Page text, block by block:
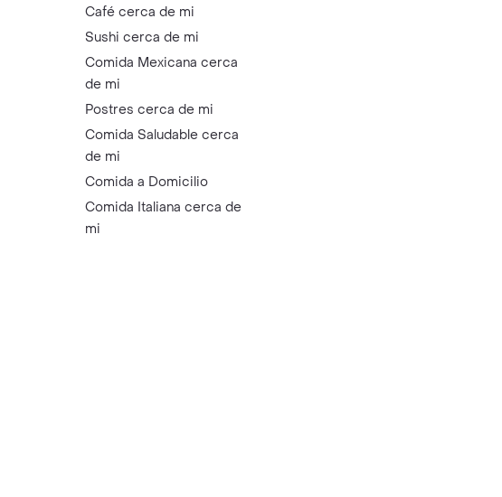
Café cerca de mi
Sushi cerca de mi
Comida Mexicana cerca
de mi
Postres cerca de mi
Comida Saludable cerca
de mi
Comida a Domicilio
Comida Italiana cerca de
mi